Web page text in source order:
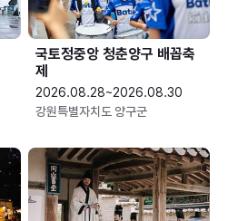
국토정중앙 청춘양구 배꼽축
제
2026.08.28~2026.08.30
강원특별자치도 양구군